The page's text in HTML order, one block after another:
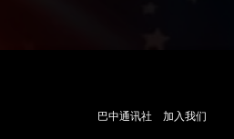
巴中通讯社 加入我们